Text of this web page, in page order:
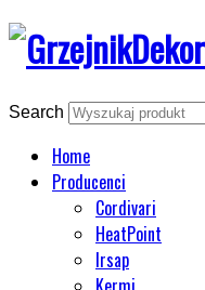
Search
Home
Producenci
Cordivari
HeatPoint
Irsap